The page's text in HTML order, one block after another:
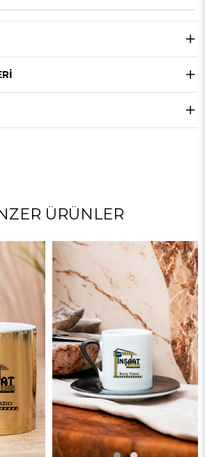
ÜRÜNLER